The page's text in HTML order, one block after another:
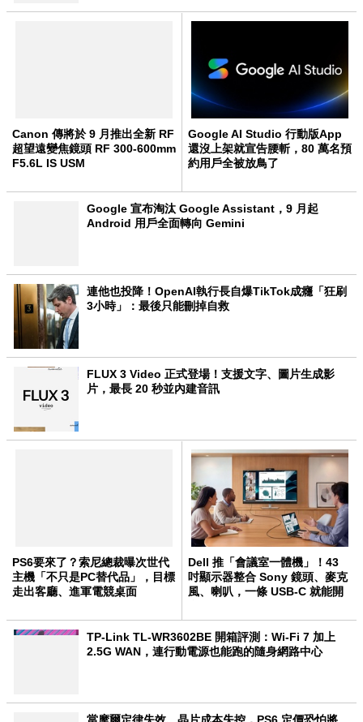
Canon 傳將於 9 月推出全新 RF
超望遠變焦鏡頭 RF 300-600mm
F5.6L IS USM
Google AI Studio 行動版App
還沒上架就宣告腰斬，80 萬名預
約用戶全被放鳥了
Google 宣布淘汰 Google Assistant，9 月起
Android 用戶全面轉向 Gemini
連他也投降！OpenAI執行長自爆TikTok成癮「狂刷
3小時」：最後只能刪掉自救
FLUX 3 Video 正式登場！支援文字、圖片生成影
片，最長 20 秒並內建音訊
PS6要來了？索尼總裁曝次世代
主機「不只是PC替代品」，目標
走出客廳、進軍電競桌面
Dell 推「會議室一體機」！43
吋顯示器整合 Sony 鏡頭、麥克
風、喇叭，一條 USB-C 就能開
TP-Link TL-WR3602BE 開箱評測：Wi-Fi 7 加上
2.5G WAN，連行動電源也能跑的隨身網路中心
當摩爾定律失效、晶片成本失控，PS6 定價恐怕將